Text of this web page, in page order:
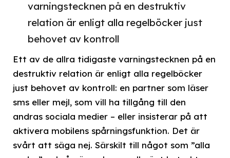
varningstecknen på en destruktiv
relation är enligt alla regelböcker just
behovet av kontroll
Ett av de allra tidigaste varningstecknen på en
destruktiv relation är enligt alla regelböcker
just behovet av kontroll: en partner som läser
sms eller mejl, som vill ha tillgång till den
andras sociala medier – eller insisterar på att
aktivera mobilens spårningsfunktion. Det är
svårt att säga nej. Särskilt till något som ”alla